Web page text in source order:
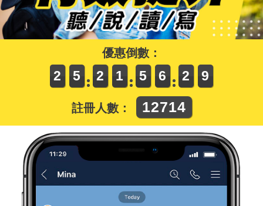
優惠倒數：
2 5 2 1 5 6 2 7
註冊人數： 12714